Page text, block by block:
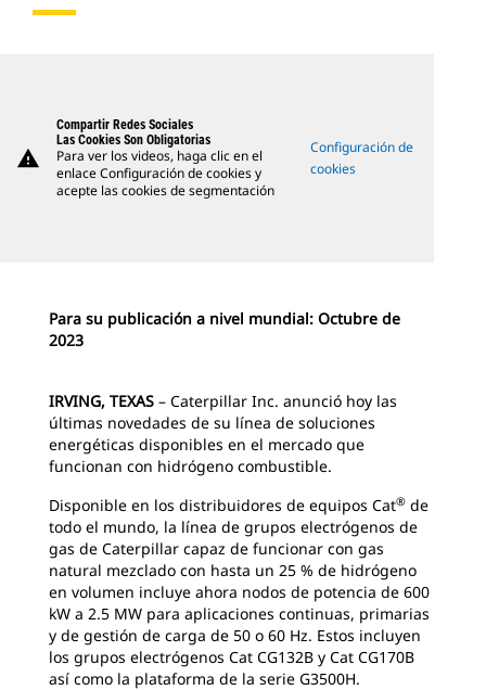
warning
Compartir Redes Sociales
Las Cookies Son Obligatorias
Para ver los videos, haga clic en el
enlace Configuración de cookies y
acepte las cookies de segmentación
Configuración de
cookies
Para su publicación a nivel mundial: Octubre de
2023
IRVING, TEXAS – Caterpillar Inc. anunció hoy las
últimas novedades de su línea de soluciones
energéticas disponibles en el mercado que
funcionan con hidrógeno combustible.
Disponible en los distribuidores de equipos Cat® de
todo el mundo, la línea de grupos electrógenos de
gas de Caterpillar capaz de funcionar con gas
natural mezclado con hasta un 25 % de hidrógeno
en volumen incluye ahora nodos de potencia de 600
kW a 2.5 MW para aplicaciones continuas, primarias
y de gestión de carga de 50 o 60 Hz. Estos incluyen
los grupos electrógenos Cat CG132B y Cat CG170B
así como la plataforma de la serie G3500H.